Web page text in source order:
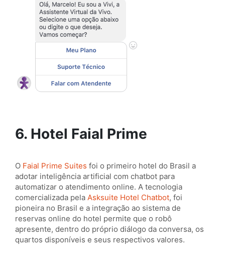
6. Hotel Faial Prime
O Faial Prime Suites foi o primeiro hotel do Brasil a
adotar inteligência artificial com chatbot para
automatizar o atendimento online. A tecnologia
comercializada pela Asksuite Hotel Chatbot, foi
pioneira no Brasil e a integração ao sistema de
reservas online do hotel permite que o robô
apresente, dentro do próprio diálogo da conversa, os
quartos disponíveis e seus respectivos valores.